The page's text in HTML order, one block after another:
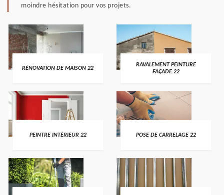
moindre hésitation pour vos projets.
RÉNOVATION DE MAISON 22
RAVALEMENT PEINTURE
FAÇADE 22
PEINTRE INTÉRIEUR 22 POSE DE CARRELAGE 22